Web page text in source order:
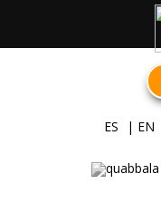
ES | EN